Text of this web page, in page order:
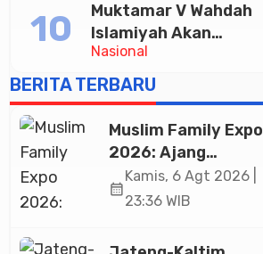
Pelayanan Publik
Nasional
Muktamar V Wahdah
Islamiyah Akan
Kukuhkan 10.000
Guru Al-Qur’an di
Masjid Istiqlal
BERITA TERBARU
Muslim Family Expo
2026: Ajang
Silaturahim dan
Kebangkitan
Jakarta
calendar_month
Kamis, 6 Agt 2026 |
23:36 WIB